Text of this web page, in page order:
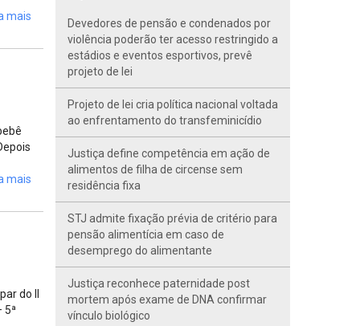
mais
mais
do II
5ª
Devedores de pensão e condenados por
violência poderão ter acesso restringido a
estádios e eventos esportivos, prevê
projeto de lei
Projeto de lei cria política nacional voltada
ao enfrentamento do transfeminicídio
Justiça define competência em ação de
alimentos de filha de circense sem
residência fixa
STJ admite fixação prévia de critério para
pensão alimentícia em caso de
desemprego do alimentante
Justiça reconhece paternidade post
mortem após exame de DNA confirmar
vínculo biológico